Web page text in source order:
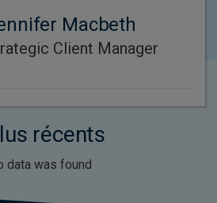
Macbeth
Client Manager
récents
data was found